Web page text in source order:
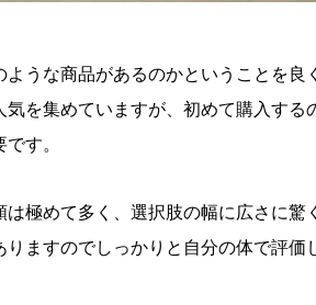
ような商品があるのかということを
を集めていますが、初めて購入す
す。
は極めて多く、選択肢の幅に広さに
ますのでしっかりと自分の体で評価